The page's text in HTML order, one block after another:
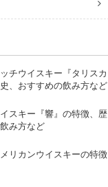
チウイスキー『タリスカ
、おすすめの飲み方など
スキー『響』の特徴、歴
み方など
リカンウイスキーの特徴